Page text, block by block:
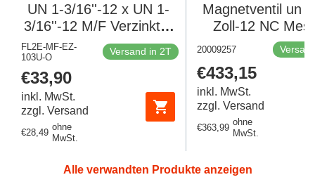
UN 1-3/16''-12 x UN 1-
3/16''-12 M/F Verzinkter
Stahl 90 Grad
Winkelverschraubung
ORFS 400 Bar -
Hydraulisch
FL2E-MF-EZ-
103U-O
Versand in 2T
Regulärer
Preis
€33,90
inkl. MwSt.
zzgl. Versand
Regulärer
€28,49
ohne
MwSt.
Magnetventil un
Zoll-12 NC
PTFE 1-20bar/15-
24VDC 5404
20009257
Regulärer
Preis
€433,15
inkl. MwSt.
zzgl. Versand
Regulärer
€363,99
ohne
MwSt.
Alle verwandten Produkte anzeigen